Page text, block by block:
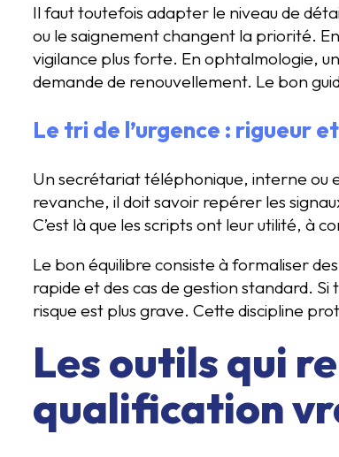
Il faut toutefois adapter le niveau de
ou le saignement changent la priorité.
vigilance plus forte. En ophtalmologie,
demande de renouvellement. Le bon
Le tri de l’urgence : rigueur
Un secrétariat téléphonique, interne ou
revanche, il doit savoir repérer les
C’est là que les scripts ont leur utilité, à
Le bon équilibre consiste à formaliser
rapide et des cas de gestion standard.
risque est plus grave. Cette discipline
Les outils qui
qualification